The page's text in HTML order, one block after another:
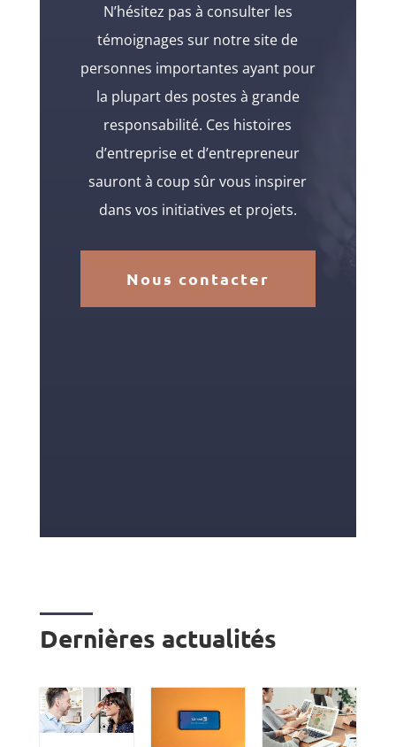
N’hésitez pas à consulter les
témoignages sur notre site de
personnes importantes ayant pour
la plupart des postes à grande
responsabilité. Ces histoires
d’entreprise et d’entrepreneur
sauront à coup sûr vous inspirer
dans vos initiatives et projets.
Nous contacter
Dernières actualités